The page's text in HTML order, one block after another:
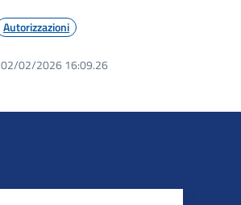
Autorizzazioni
02/02/2026 16:09.26